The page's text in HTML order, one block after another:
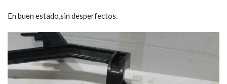
En buen estado,sin desperfectos.